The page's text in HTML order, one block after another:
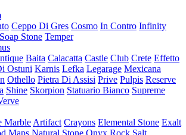
Ceppo Di Gres Cosmo In Contro Infinity
Soap Stone Temper
Baita Calacatta Castle Club Crete Effetto
Ostuni Karnis Lefka Legarage Mexicana
Othello Pietra Di Assisi Prive Pulpis Reserve
Shine Skorpion Statuario Bianco Supreme
Marble Artifact Crayons Elemental Stone Exalt